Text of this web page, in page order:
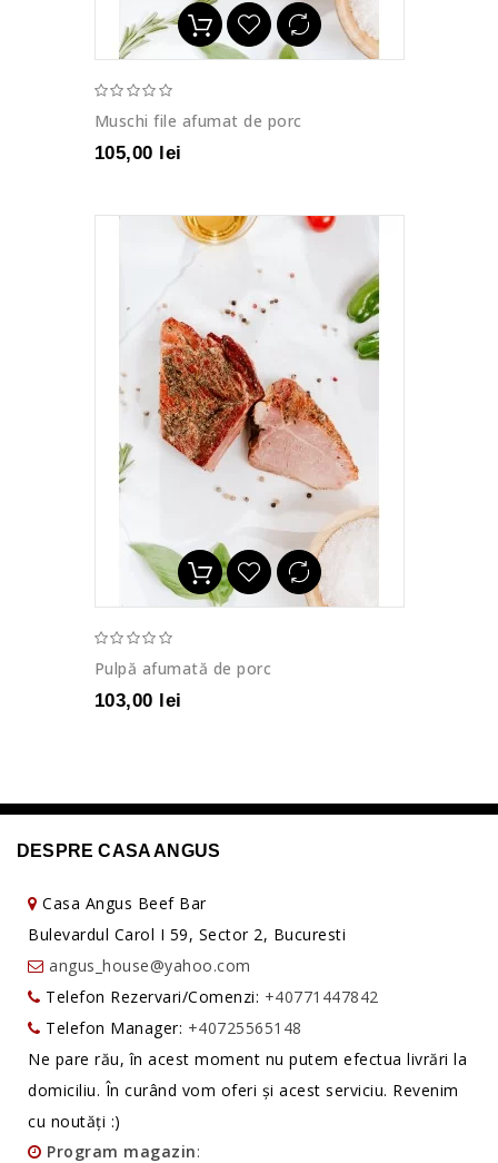
Muschi file afumat de porc
105,00 lei
Pulpă afumată de porc
103,00 lei
DESPRE CASA ANGUS
Casa Angus Beef Bar
Bulevardul Carol I 59, Sector 2, Bucuresti
angus_house@yahoo.com
Telefon Rezervari/Comenzi: +40771447842
Telefon Manager: +40725565148
Ne pare rău, în acest moment nu putem efectua livrări la
domiciliu. În curând vom oferi și acest serviciu. Revenim
cu noutăți :)
Program magazin: